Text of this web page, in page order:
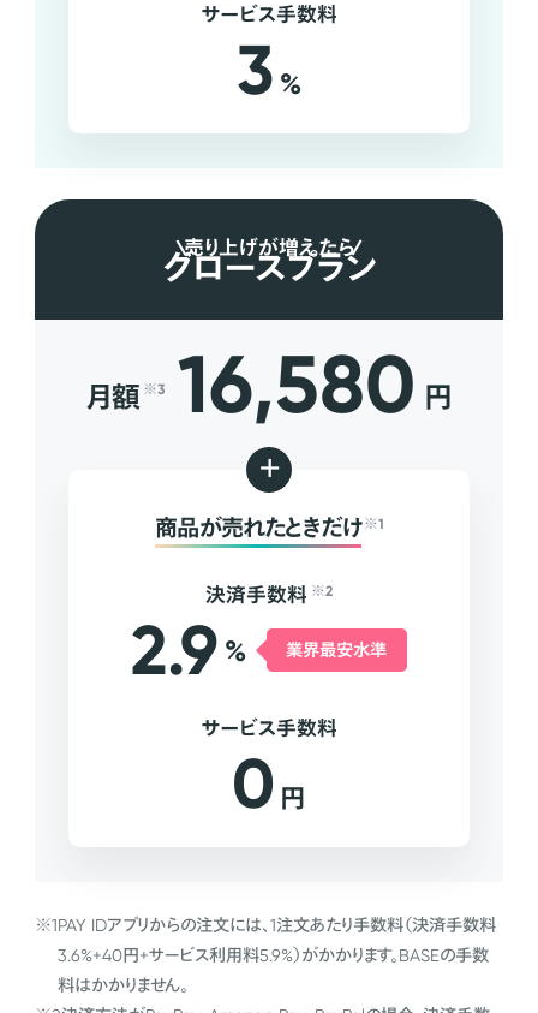
サービス手数料
3 %
売り上げが増えたら
グロースプラン
月額 ※3 16,580 円
+
商品が売れたときだけ ※1
決済手数料 ※2
2.9 % 業界最安水準
サービス手数料
0 円
※1PAY IDアプリからの注文には、1注文あたり手数料（決済手数料
3.6%+40円+サービス利用料5.9%）がかかります。BASEの手数
料はかかりません。